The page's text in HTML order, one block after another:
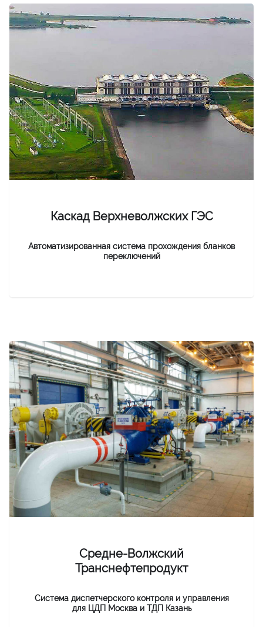
Каскад Верхневолжских ГЭС
Автоматизированная система прохождения бланков
переключений
Средне-Волжский
Транснефтепродукт
Система диспетчерского контроля и управления
для ЦДП Москва и ТДП Казань